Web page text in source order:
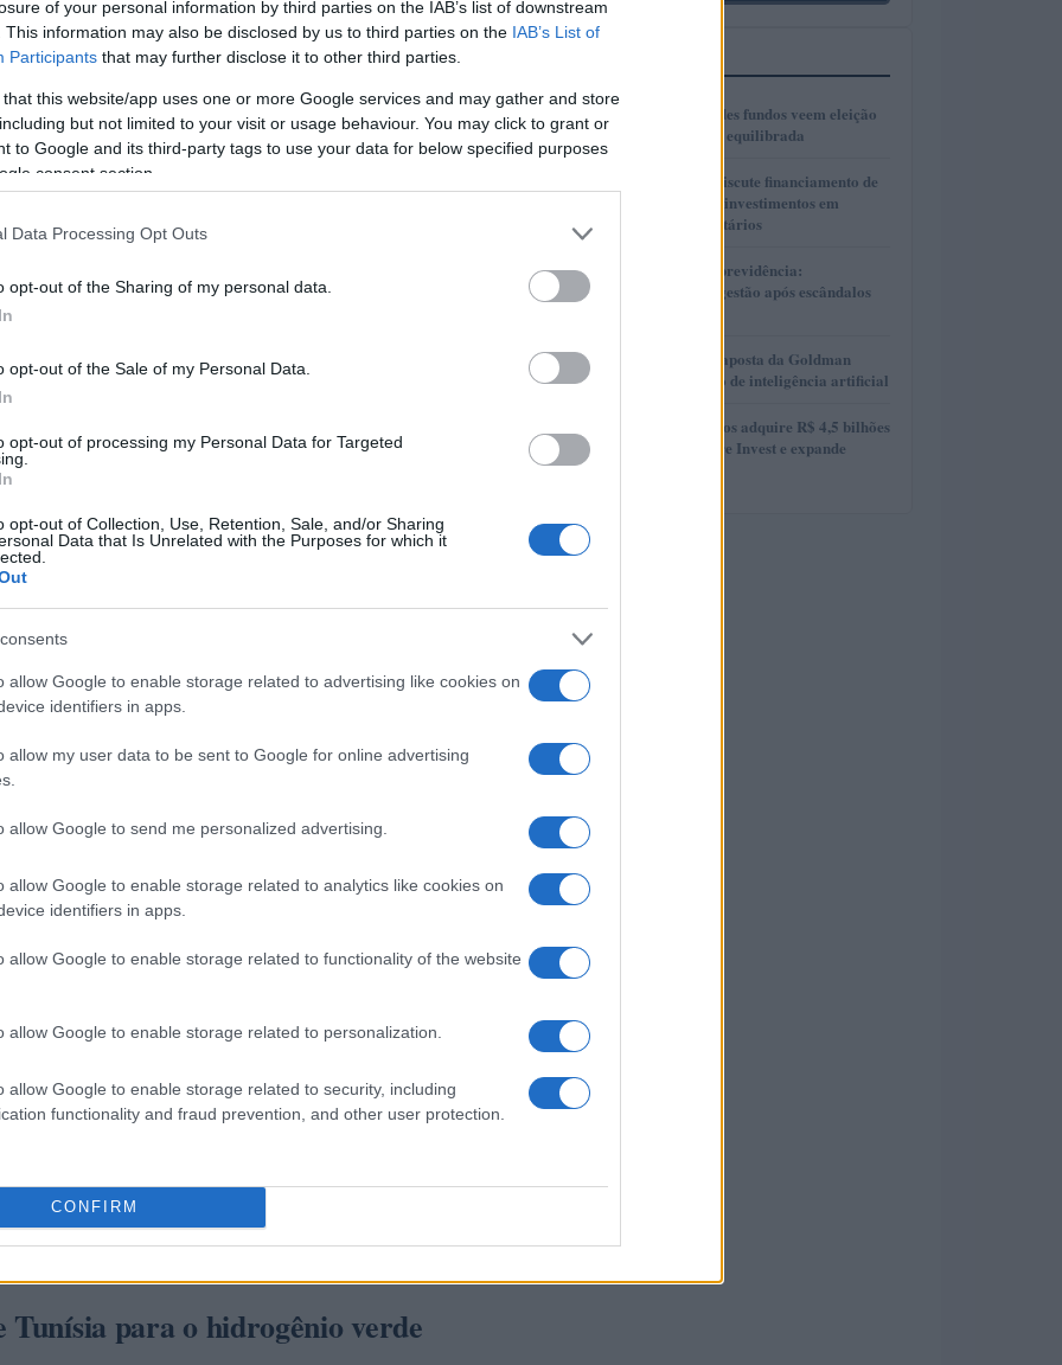
of your personal information by third parties on the IAB’s list of downstream
This information may also be disclosed by us to third parties on the IAB’s List of
Participants that may further disclose it to other third parties.
that this website/app uses one or more Google services and may gather and store
but not limited to your visit or usage behaviour. You may click to grant or
to Google and its third-party tags to use your data for below specified purposes
consent section.
Data Processing Opt Outs
opt-out of the Sharing of my personal data.
opt-out of the Sale of my Personal Data.
opt-out of processing my Personal Data for Targeted
opt-out of Collection, Use, Retention, Sale, and/or Sharing
Data that Is Unrelated with the Purposes for which it
allow Google to enable storage related to advertising like cookies on
identifiers in apps.
allow my user data to be sent to Google for online advertising
allow Google to send me personalized advertising.
allow Google to enable storage related to analytics like cookies on
identifiers in apps.
allow Google to enable storage related to functionality of the website
allow Google to enable storage related to personalization.
allow Google to enable storage related to security, including
functionality and fraud prevention, and other user protection.
CONFIRM
e a inflação
declarações significativas durante o Fórum
o Banco Central Europeu (BCE) está perto de atingir
ele alertou que a tarefa de controlar a
dos salários pode ajudar a baixar os
que os investidores estão monitorando de
para o hidrogênio verde
1
Gestores de grandes fundos veem eleição
presidencial mais equilibrada
2
Presidente Lula discute financiamento de
planos de saúde e investimentos em
hospitais universitários
3
Reformas no Rioprevidência:
Transparência e gestão após escândalos
4
AlphaAI: A nova aposta da Goldman
Sachs no mercado de inteligência artificial
5
MAG Investimentos adquire R$ 4,5 bilhões
em FIDCs da More Invest e expande